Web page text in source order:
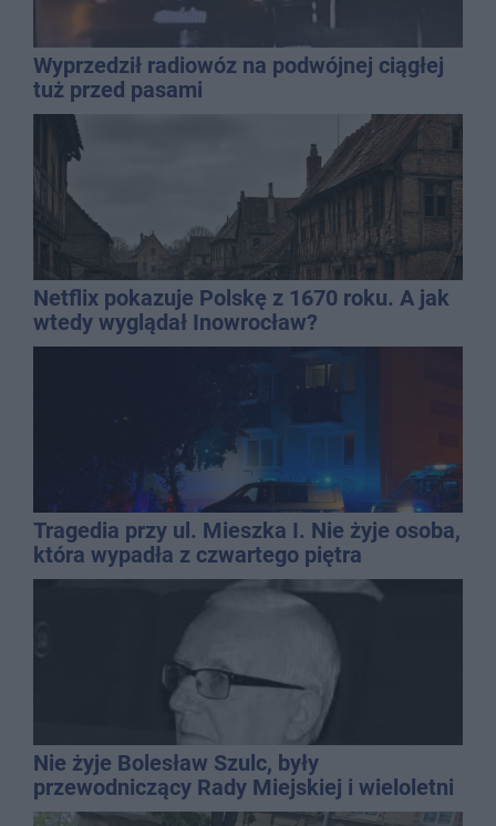
Wyprzedził radiowóz na podwójnej ciągłej
tuż przed pasami
Netflix pokazuje Polskę z 1670 roku. A jak
wtedy wyglądał Inowrocław?
Tragedia przy ul. Mieszka I. Nie żyje osoba,
która wypadła z czwartego piętra
Nie żyje Bolesław Szulc, były
przewodniczący Rady Miejskiej i wieloletni
dyrektor SP 14